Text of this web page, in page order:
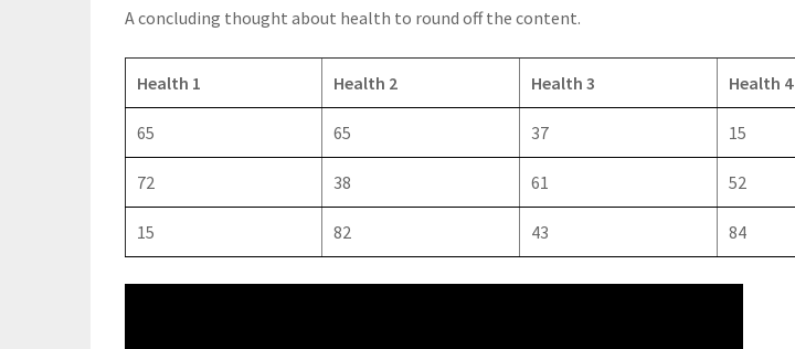
A concluding thought about health to round off the content.
Health 1 Health 2 Health 3 Health 4
65 65 37 15
72 38 61 52
15 82 43 84